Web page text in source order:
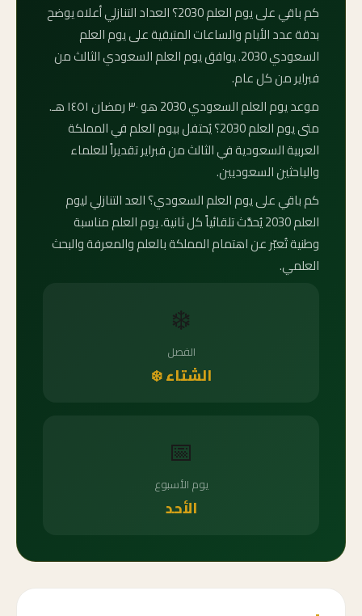
كم باقي على يوم العلم 2030؟ العداد التنازلي أعلاه يوضح
بدقة عدد الأيام والساعات المتبقية على يوم العلم
السعودي 2030. يوافق يوم العلم السعودي الثالث من
فبراير من كل عام.
موعد يوم العلم السعودي 2030 هو ٣٠ رمضان ١٤٥١ هـ.
متى يوم العلم 2030؟ يُحتفل بيوم العلم في المملكة
العربية السعودية في الثالث من فبراير تقديراً للعلماء
والباحثين السعوديين.
كم باقي على يوم العلم السعودي؟ العد التنازلي ليوم
العلم 2030 يُحدَّث تلقائياً كل ثانية. يوم العلم مناسبة
وطنية تُعبّر عن اهتمام المملكة بالعلم والمعرفة والبحث
العلمي.
❄️
الفصل
الشتاء ❄️
📅
يوم الأسبوع
الأحد